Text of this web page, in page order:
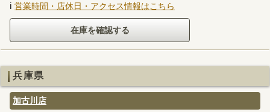
ℹ 営業時間・店休日・アクセス情報はこちら
兵庫県
加古川店